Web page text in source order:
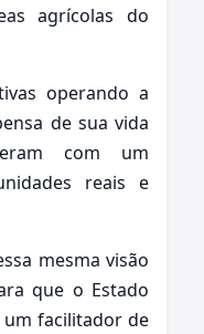
agrícolas do
operando a
de sua vida
com um
reais e
mesma visão
que o Estado
um facilitador de